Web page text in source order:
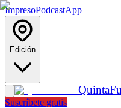
ImpresoPodcastApp
Edición
Quinta
Suscríbete gratis